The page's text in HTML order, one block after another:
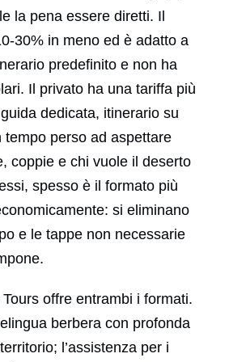
la pena essere diretti. Il
30% in meno ed è adatto a
predefinito e non ha
Il privato ha una tariffa più
dedicata, itinerario su
tempo perso ad aspettare
coppie e chi vuole il deserto
spesso è il formato più
si eliminano
e le tappe non necessarie
offre entrambi i formati.
berbera con profonda
l’assistenza per i